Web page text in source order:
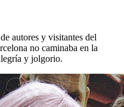
autores y visitantes del
no caminaba en la
y jolgorio.